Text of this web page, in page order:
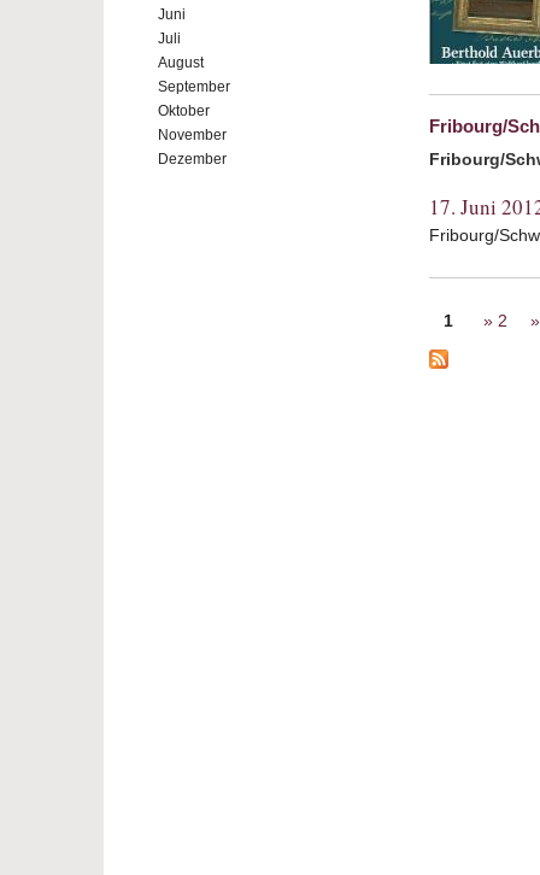
Juni
Juli
August
September
Oktober
November
Dezember
Fribourg/
Fribourg/
17. Juni
Fribourg/
Seiten
1 2